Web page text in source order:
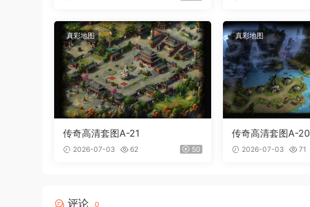
真彩地图
传奇高清套图A-21
2026-07-03 62 50
真彩地图
传奇高清套图A-20
2026-07-03 71
评论 0